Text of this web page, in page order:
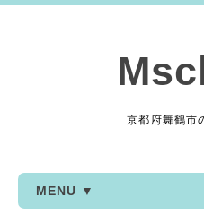
京都府舞鶴市
MENU ▼